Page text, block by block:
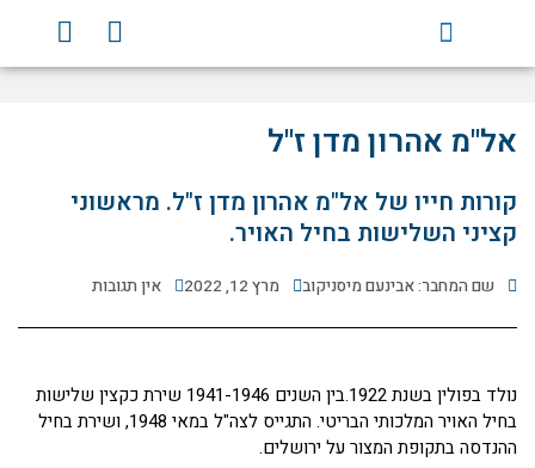
F
a
c
o
Y
o
u
אל"מ אהרון מדן ז"ל
קורות חייו של אל"מ אהרון מדן ז"ל. מראשוני
קציני השלישות בחיל האויר.
שם המחבר: אבינעם מיסניקוב מרץ 12, 2022 אין תגובות
נולד בפולין בשנת 1922.בין השנים 1941-1946 שירת כקצין שלישות
בחיל האויר המלכותי הבריטי. התגייס לצה"ל במאי 1948, ושירת בחיל
ההנדסה בתקופת המצור על ירושלים.